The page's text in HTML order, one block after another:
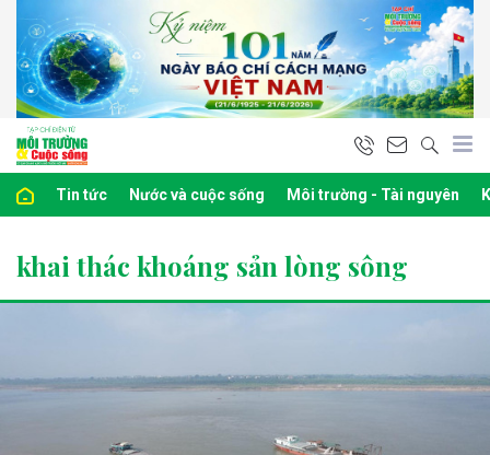
Tin tức Nước và cuộc sống Môi trường - Tài nguyên
khai thác khoáng sản lòng sông